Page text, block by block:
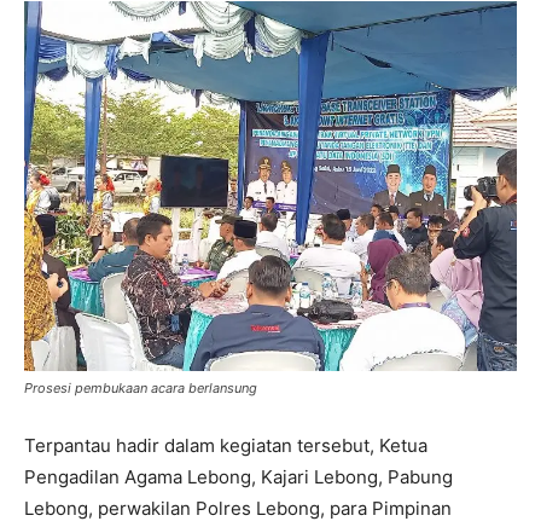
Prosesi pembukaan acara berlansung
Terpantau hadir dalam kegiatan tersebut, Ketua
Pengadilan Agama Lebong, Kajari Lebong, Pabung
Lebong, perwakilan Polres Lebong, para Pimpinan